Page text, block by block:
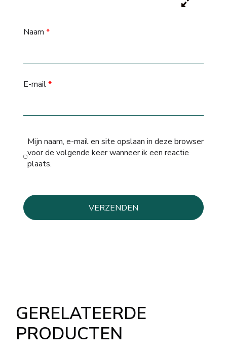
Naam *
E-mail*
Mijn naam, e-mail en site opslaan in deze browser
voor de volgende keer wanneer ik een reactie
plaats.
GERELATEERDE
PRODUCTEN